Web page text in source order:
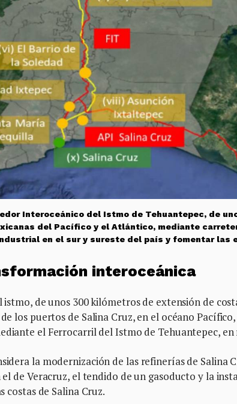
Interoceánico del Istmo de Tehuantepec, de
del Pacífico y el Atlántico, mediante
en el sur y sureste del país y fomentar las
interoceánica
istmo, de unos 300 kilómetros de extensión de
los puertos de Salina Cruz, en el océano
el Ferrocarril del Istmo de Tehuantepec,
la modernización de las refinerías de Salina
de Veracruz, el tendido de un gasoducto y la
costas de Salina Cruz.